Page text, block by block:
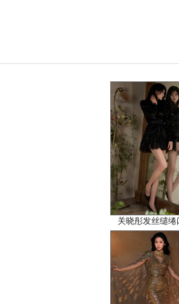
关晓彤发丝缱绻